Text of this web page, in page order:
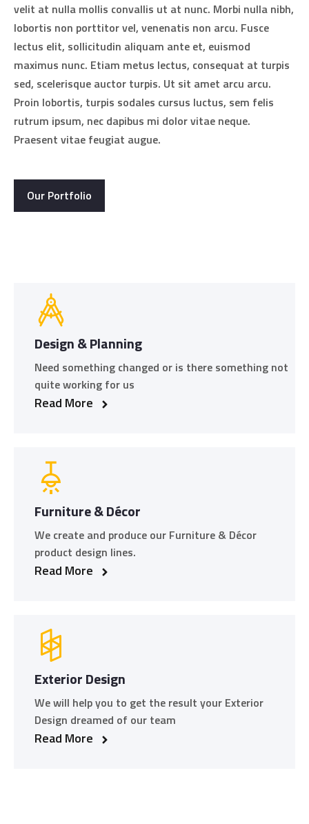
velit at nulla mollis convallis ut at nunc. Morbi nulla nibh,
lobortis non porttitor vel, venenatis non arcu. Fusce
lectus elit, sollicitudin aliquam ante et, euismod
maximus nunc. Etiam metus lectus, consequat at turpis
sed, scelerisque auctor turpis. Ut sit amet arcu arcu.
Proin lobortis, turpis sodales cursus luctus, sem felis
rutrum ipsum, nec dapibus mi dolor vitae neque.
Praesent vitae feugiat augue.
Our Portfolio
Design & Planning
Need something changed or is there something not
quite working for us
Read More
Furniture & Décor
We create and produce our Furniture & Décor
product design lines.
Read More
Exterior Design
We will help you to get the result your Exterior
Design dreamed of our team
Read More